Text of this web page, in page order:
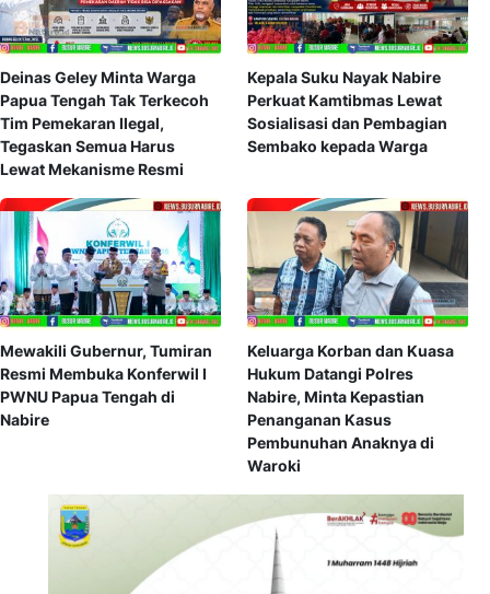
Deinas Geley Minta Warga
Papua Tengah Tak Terkecoh
Tim Pemekaran Ilegal,
Tegaskan Semua Harus
Lewat Mekanisme Resmi
Kepala Suku Nayak Nabire
Perkuat Kamtibmas Lewat
Sosialisasi dan Pembagian
Sembako kepada Warga
Mewakili Gubernur, Tumiran
Resmi Membuka Konferwil I
PWNU Papua Tengah di
Nabire
Keluarga Korban dan Kuasa
Hukum Datangi Polres
Nabire, Minta Kepastian
Penanganan Kasus
Pembunuhan Anaknya di
Waroki